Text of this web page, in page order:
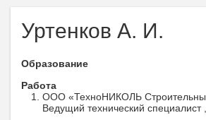
Уртенков А. И.
Образование
Работа
ООО «ТехноНИКОЛЬ
Ведущий технический специалист ,